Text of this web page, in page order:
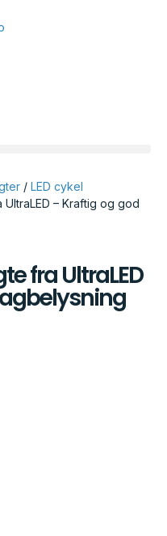
/ LED cykel
– Kraftig og god
fra UltraLED